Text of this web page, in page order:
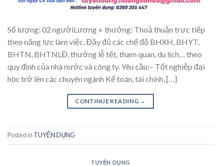
Số lượng: 02 ngườiLương + thưởng: Thoả thuận trực tiếp
theo năng lực làm việc. Đầy đủ các chế độ BHXH, BHYT,
BHTN, BHTNLĐ, thưởng lễ tết, tham quan, du lịch… theo
quy định của nhà nước và công ty. Yêu cầu:– Tốt nghiệp đại
học trở lên các chuyên ngành Kế toán, tài chính, […]
CONTINUE READING →
Posted in TUYỂN DỤNG
TUYỂN DỤNG